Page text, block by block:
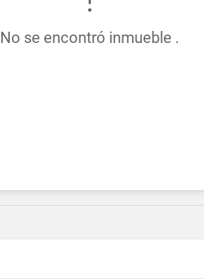
No se encontró inmueble .